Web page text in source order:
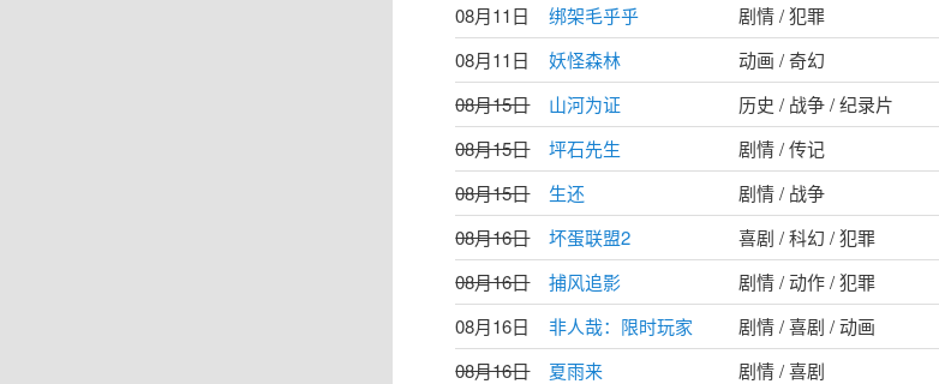
08月11日
绑架毛乎乎 剧情 / 犯罪
08月11日
妖怪森林 动画 / 奇幻
08月15日
山河为证 历史 / 战争 / 纪录片
08月15日
坪石先生 剧情 / 传记
08月15日
生还 剧情 / 战争
08月16日
坏蛋联盟2 喜剧 / 科幻 / 犯罪
08月16日
捕风追影 剧情 / 动作 / 犯罪
08月16日
非人哉：限时玩家 剧情 / 喜剧 / 动画
08月16日
夏雨来 剧情 / 喜剧